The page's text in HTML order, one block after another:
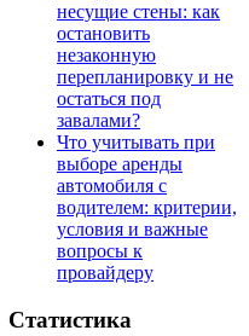
несущие стены: как
остановить
незаконную
перепланировку и не
остаться под
завалами?
Что учитывать при
выборе аренды
автомобиля с
водителем: критерии,
условия и важные
вопросы к
провайдеру
Статистика